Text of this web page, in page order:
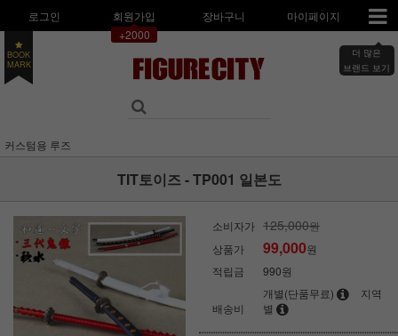
로그인
회원가입
+2000
장바구니 마이페이지
더 많은
브랜드 보기
BOOK
MARK
커스텀용 루즈
TIT토이즈 - TP001 일본도
소비자가 125,000원
상품가
99,000원
적립금
990원
배송비
개별(단품무료)
지역
별